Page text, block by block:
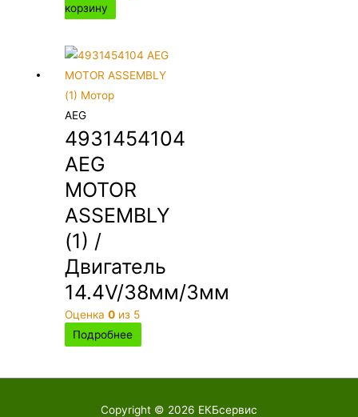
корзину
AEG
4931454104
AEG
MOTOR
ASSEMBLY
(1) /
Двигатель
14.4V/38мм/3мм
Оценка0 из 5
Подробнее
Copyright © 2026 ЕКБсервис